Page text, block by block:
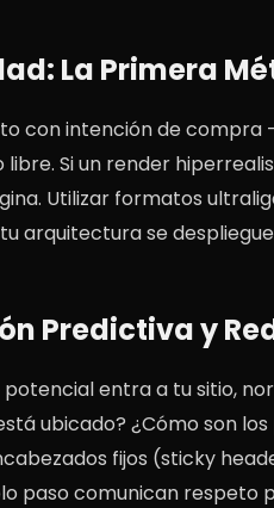
La Primera
con intención de
Si un render
Utilizar formatos
arquitectura se
Predictiva y
entra a tu sitio,
ubicado? ¿Cómo son
fijos (sticky
paso comunican respeto